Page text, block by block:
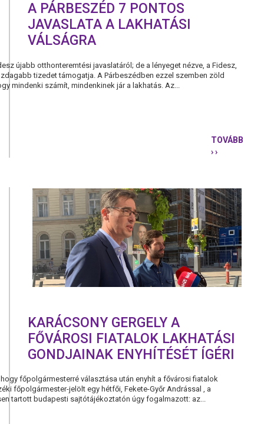
A PÁRBESZÉD 7 PONTOS
JAVASLATA A LAKHATÁSI
VÁLSÁGRA
újabb otthonteremtési javaslatáról; de a lényeget nézve, a Fidesz,
tizedet támogatja. A Párbeszédben ezzel szemben zöld
mindenki számít, mindenkinek jár a lakhatás. Az...
TOVÁBB
› ›
PONTOS
JAVASLATA
A
LAKHATÁSI
VÁLSÁGRA
KARÁCSONY GERGELY A
FŐVÁROSI FIATALOK LAKHATÁSI
GONDJAINAK ENYHÍTÉSÉT ÍGÉRI
főpolgármesterré választása után enyhít a fővárosi fiatalok
főpolgármester-jelölt egy hétfői, Fekete-Győr Andrással , a
tartott budapesti sajtótájékoztatón úgy fogalmazott: az...